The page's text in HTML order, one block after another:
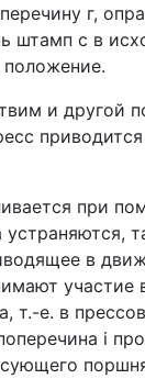
г,
штамп с в
положение.
и другой
при
в
участие
т.-е. в
i